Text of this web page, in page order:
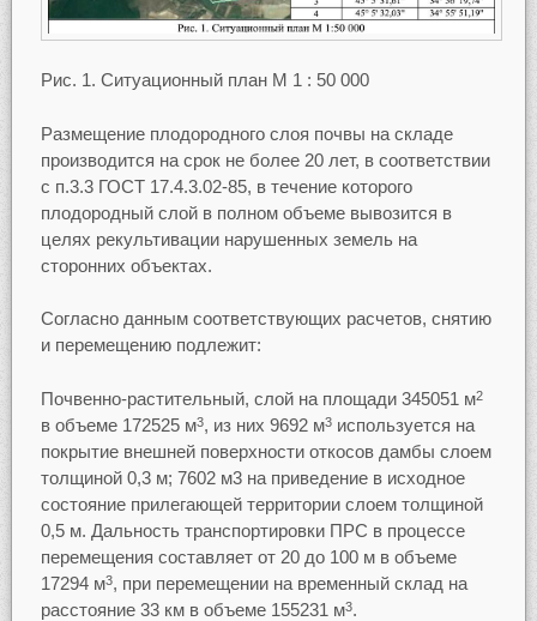
Рис. 1. Ситуационный план М 1 : 50 000
Размещение плодородного слоя почвы на складе
производится на срок не более 20 лет, в соответствии
с п.3.3 ГОСТ 17.4.3.02-85, в течение которого
плодородный слой в полном объеме вывозится в
целях рекультивации нарушенных земель на
сторонних объектах.
Согласно данным соответствующих расчетов, снятию
и перемещению подлежит:
Почвенно-растительный, слой на площади 345051 м2
в объеме 172525 м3, из них 9692 м3используется на
покрытие внешней поверхности откосов дамбы слоем
толщиной 0,3 м; 7602 м3 на приведение в исходное
состояние прилегающей территории слоем толщиной
0,5 м. Дальность транспортировки ПРС в процессе
перемещения составляет от 20 до 100 м в объеме
17294 м3, при перемещении на временный склад на
расстояние 33 км в объеме 155231 м3.